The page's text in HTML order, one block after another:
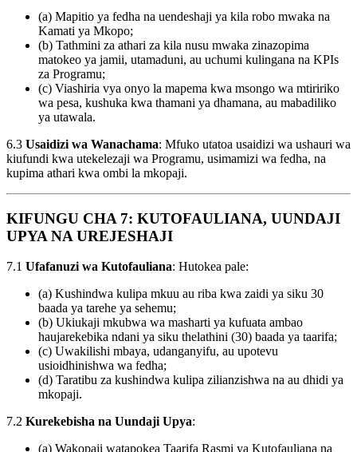
(a) Mapitio ya fedha na uendeshaji ya kila robo mwaka na
Kamati ya Mkopo;
(b) Tathmini za athari za kila nusu mwaka zinazopima
matokeo ya jamii, utamaduni, au uchumi kulingana na KPIs
za Programu;
(c) Viashiria vya onyo la mapema kwa msongo wa mtiririko
wa pesa, kushuka kwa thamani ya dhamana, au mabadiliko
ya utawala.
6.3 Usaidizi wa Wanachama: Mfuko utatoa usaidizi wa ushauri wa
kiufundi kwa utekelezaji wa Programu, usimamizi wa fedha, na
kupima athari kwa ombi la mkopaji.
KIFUNGU CHA 7: KUTOFAULIANA, UUNDAJI
UPYA NA UREJESHAJI
7.1 Ufafanuzi wa Kutofauliana: Hutokea pale:
(a) Kushindwa kulipa mkuu au riba kwa zaidi ya siku 30
baada ya tarehe ya sehemu;
(b) Ukiukaji mkubwa wa masharti ya kufuata ambao
haujarekebika ndani ya siku thelathini (30) baada ya taarifa;
(c) Uwakilishi mbaya, udanganyifu, au upotevu
usioidhinishwa wa fedha;
(d) Taratibu za kushindwa kulipa zilianzishwa na au dhidi ya
mkopaji.
7.2 Kurekebisha na Uundaji Upya:
(a) Wakopaji watapokea Taarifa Rasmi ya Kutofauliana na